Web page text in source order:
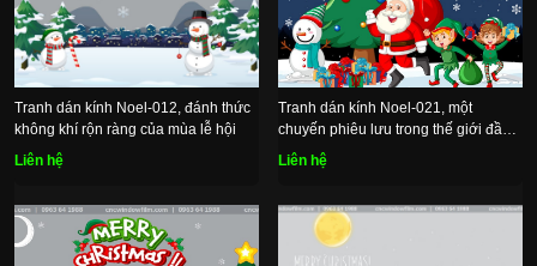
Tranh dán kính Noel-012, đánh thức
không khí rộn ràng của mùa lễ hội
Liên hệ
Tranh dán kính Noel-021, một
chuyến phiêu lưu trong thế giới đầy
màu sắc
Liên hệ